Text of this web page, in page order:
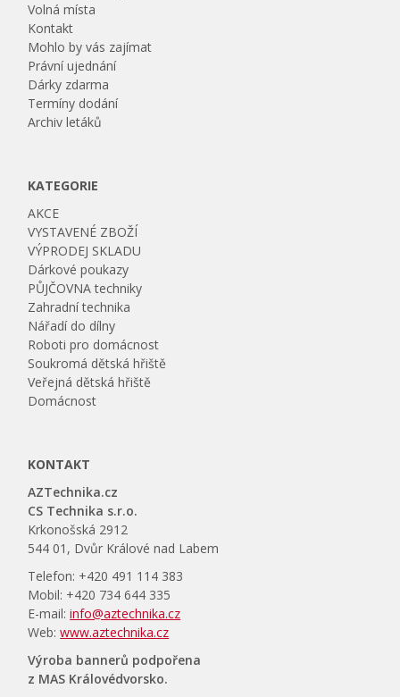
Volná místa
Kontakt
Mohlo by vás zajímat
Právní ujednání
Dárky zdarma
Termíny dodání
Archiv letáků
KATEGORIE
AKCE
VYSTAVENÉ ZBOŽÍ
VÝPRODEJ SKLADU
Dárkové poukazy
PŮJČOVNA techniky
Zahradní technika
Nářadí do dílny
Roboti pro domácnost
Soukromá dětská hřiště
Veřejná dětská hřiště
Domácnost
KONTAKT
AZTechnika.cz
CS Technika s.r.o.
Krkonošská 2912
544 01, Dvůr Králové nad Labem
Telefon: +420 491 114 383
Mobil: +420 734 644 335
E-mail:info@aztechnika.cz
Web:www.aztechnika.cz
Výroba bannerů podpořena
z MAS Královédvorsko.